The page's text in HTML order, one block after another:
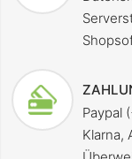
Paypal
Klarna,